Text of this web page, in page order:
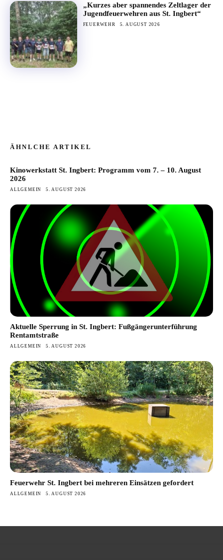
„Kurzes aber spannendes Zeltlager der
Jugendfeuerwehren aus St. Ingbert“
FEUERWEHR 5. AUGUST 2026
ÄHNLCHE ARTIKEL
Kinowerkstatt St. Ingbert: Programm vom 7. – 10. August
2026
ALLGEMEIN 5. AUGUST 2026
Aktuelle Sperrung in St. Ingbert: Fußgängerunterführung
Rentamtstraße
ALLGEMEIN 5. AUGUST 2026
Feuerwehr St. Ingbert bei mehreren Einsätzen gefordert
ALLGEMEIN 5. AUGUST 2026